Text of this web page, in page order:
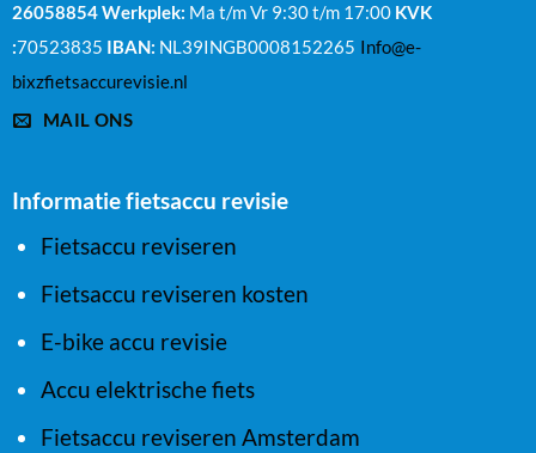
26058854Werkplek: Ma t/m Vr 9:30 t/m 17:00 KVK
:70523835 IBAN: NL39INGB0008152265 Info@e-
bixzfietsaccurevisie.nl
MAIL ONS
Informatie fietsaccu revisie
Fietsaccu reviseren
Fietsaccu reviseren kosten
E-bike accu revisie
Accu elektrische fiets
Fietsaccu reviseren Amsterdam